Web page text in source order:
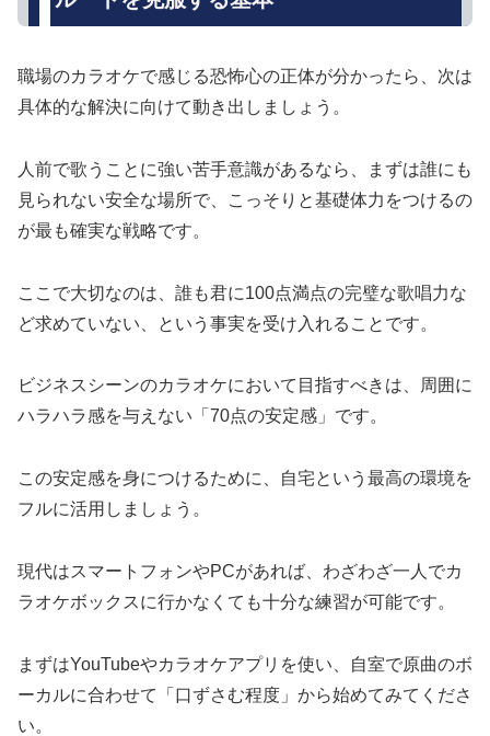
職場のカラオケで感じる恐怖心の正体が分かったら、次は
具体的な解決に向けて動き出しましょう。
人前で歌うことに強い苦手意識があるなら、まずは誰にも
見られない安全な場所で、こっそりと基礎体力をつけるの
が最も確実な戦略です。
ここで大切なのは、誰も君に100点満点の完璧な歌唱力な
ど求めていない、という事実を受け入れることです。
ビジネスシーンのカラオケにおいて目指すべきは、周囲に
ハラハラ感を与えない「70点の安定感」です。
この安定感を身につけるために、自宅という最高の環境を
フルに活用しましょう。
現代はスマートフォンやPCがあれば、わざわざ一人でカ
ラオケボックスに行かなくても十分な練習が可能です。
まずはYouTubeやカラオケアプリを使い、自室で原曲のボ
ーカルに合わせて「口ずさむ程度」から始めてみてくださ
い。